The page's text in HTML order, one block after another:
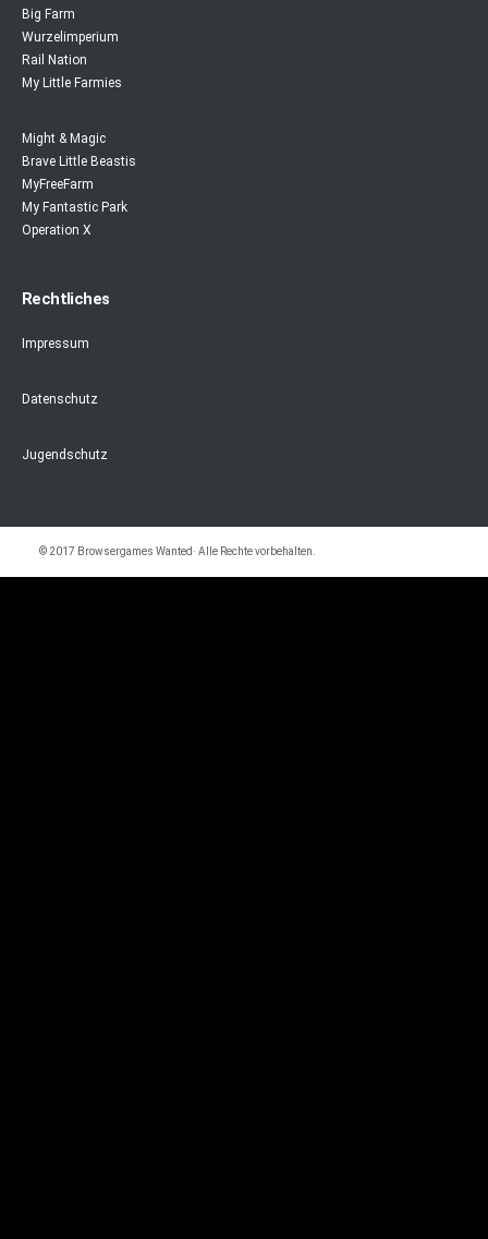
Big Farm
Wurzelimperium
Rail Nation
My Little Farmies
Might & Magic
Brave Little Beastis
MyFreeFarm
My Fantastic Park
Operation X
Rechtliches
Impressum
Datenschutz
Jugendschutz
© 2017 Browsergames Wanted· Alle Rechte vorbehalten.